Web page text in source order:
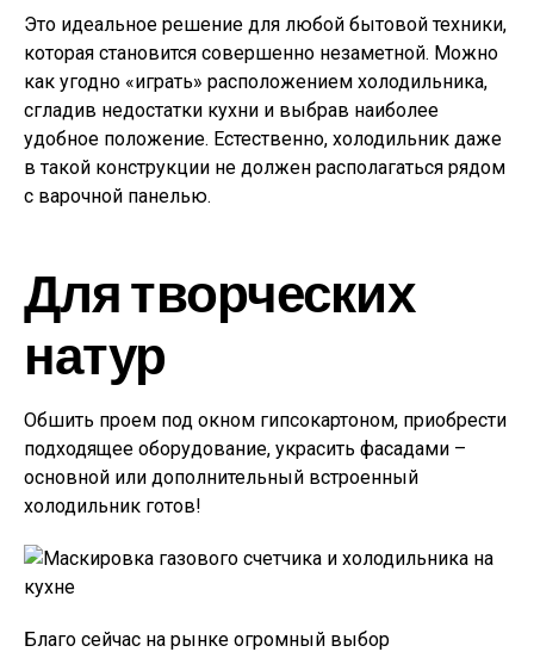
Это идеальное решение для любой бытовой техники,
которая становится совершенно незаметной. Можно
как угодно «играть» расположением холодильника,
сгладив недостатки кухни и выбрав наиболее
удобное положение. Естественно, холодильник даже
в такой конструкции не должен располагаться рядом
с варочной панелью.
Для творческих
натур
Обшить проем под окном гипсокартоном, приобрести
подходящее оборудование, украсить фасадами –
основной или дополнительный встроенный
холодильник готов!
Благо сейчас на рынке огромный выбор